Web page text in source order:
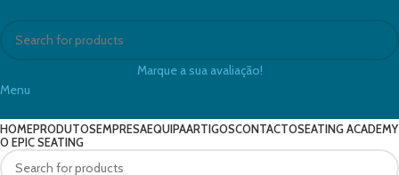
Marque a sua avaliação!
Menu
HOMEPRODUTOSEMPRESAEQUIPAARTIGOSCONTACTOSEATING ACADEMY
O EPIC SEATING